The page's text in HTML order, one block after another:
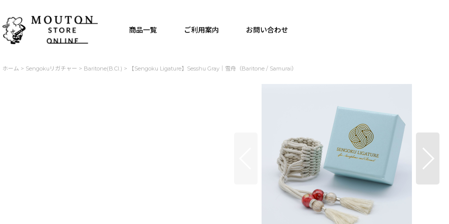
商品一覧 ご利用案内 お問い合わせ
ホーム > Sengokuリガチャー > Baritone(B.Cl.) > 【Sengoku Ligature】Sesshu Gray｜雪舟（Baritone / Samurai）